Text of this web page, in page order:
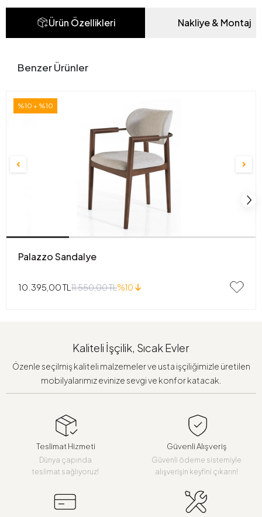
Ürün Özellikleri Nakliye & Montaj
Benzer Ürünler
%10 + %10
Palazzo Sandalye
10.395,00 TL 11.550,00 TL%10
Kaliteli İşçilik, Sıcak Evler
Özenle seçilmiş kaliteli malzemeler ve usta işçiliğimizle üretilen
mobilyalarımız evinize sevgi ve konfor katacak.
Teslimat Hizmeti
Dünya çapında
teslimat sağlıyoruz!
Güvenli Alışveriş
Güvenli ödeme sistemiyle
alışverişin keyfini çıkarın!